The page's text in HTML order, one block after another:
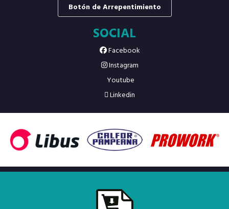
Botón de Arrepentimiento
SOCIAL
Facebook
Instagram
Youtube
Linkedin